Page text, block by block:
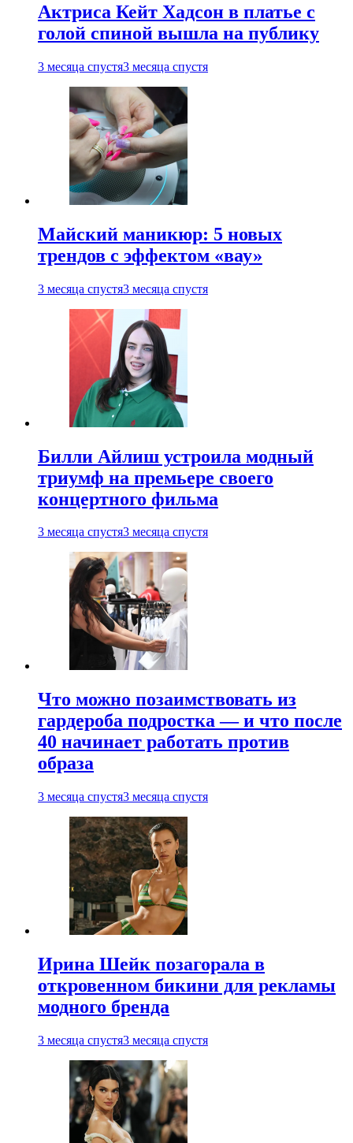
Актриса Кейт Хадсон в платье с
голой спиной вышла на публику
3 месяца спустя3 месяца спустя
Майский маникюр: 5 новых
трендов с эффектом «вау»
3 месяца спустя3 месяца спустя
Билли Айлиш устроила модный
триумф на премьере своего
концертного фильма
3 месяца спустя3 месяца спустя
Что можно позаимствовать из
гардероба подростка — и что после
40 начинает работать против
образа
3 месяца спустя3 месяца спустя
Ирина Шейк позагорала в
откровенном бикини для рекламы
модного бренда
3 месяца спустя3 месяца спустя